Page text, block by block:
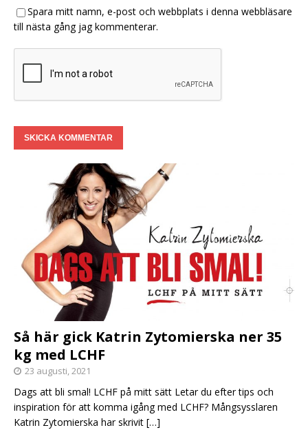
Spara mitt namn, e-post och webbplats i denna webbläsare
till nästa gång jag kommenterar.
Så här gick Katrin Zytomierska ner 35
kg med LCHF
23 augusti, 2021
Dags att bli smal! LCHF på mitt sätt Letar du efter tips och
inspiration för att komma igång med LCHF? Mångsysslaren
Katrin Zytomierska har skrivit […]